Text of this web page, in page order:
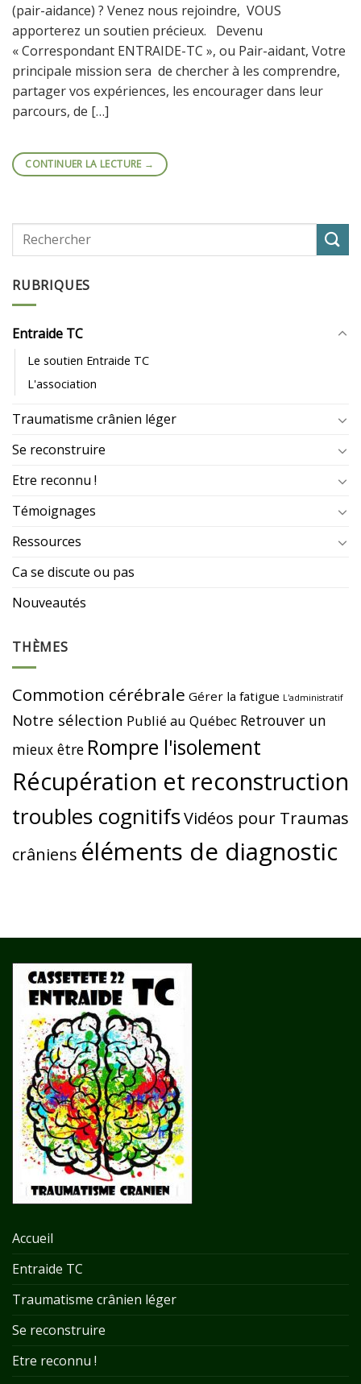
(pair-aidance) ? Venez nous rejoindre, VOUS
apporterez un soutien précieux. Devenu
« Correspondant ENTRAIDE-TC », ou Pair-aidant, Votre
principale mission sera de chercher à les comprendre,
partager vos expériences, les encourager dans leur
parcours, de […]
CONTINUER LA LECTURE →
RUBRIQUES
Entraide TC
Le soutien Entraide TC
L'association
Traumatisme crânien léger
Se reconstruire
Etre reconnu !
Témoignages
Ressources
Ca se discute ou pas
Nouveautés
THÈMES
Commotion cérébrale Gérer la fatigue L'administratif
Notre sélection Publié au Québec Retrouver un
mieux être Rompre l'isolement
Récupération et reconstruction
troubles cognitifsVidéos pour Traumas
crâniens éléments de diagnostic
Accueil
Entraide TC
Traumatisme crânien léger
Se reconstruire
Etre reconnu !